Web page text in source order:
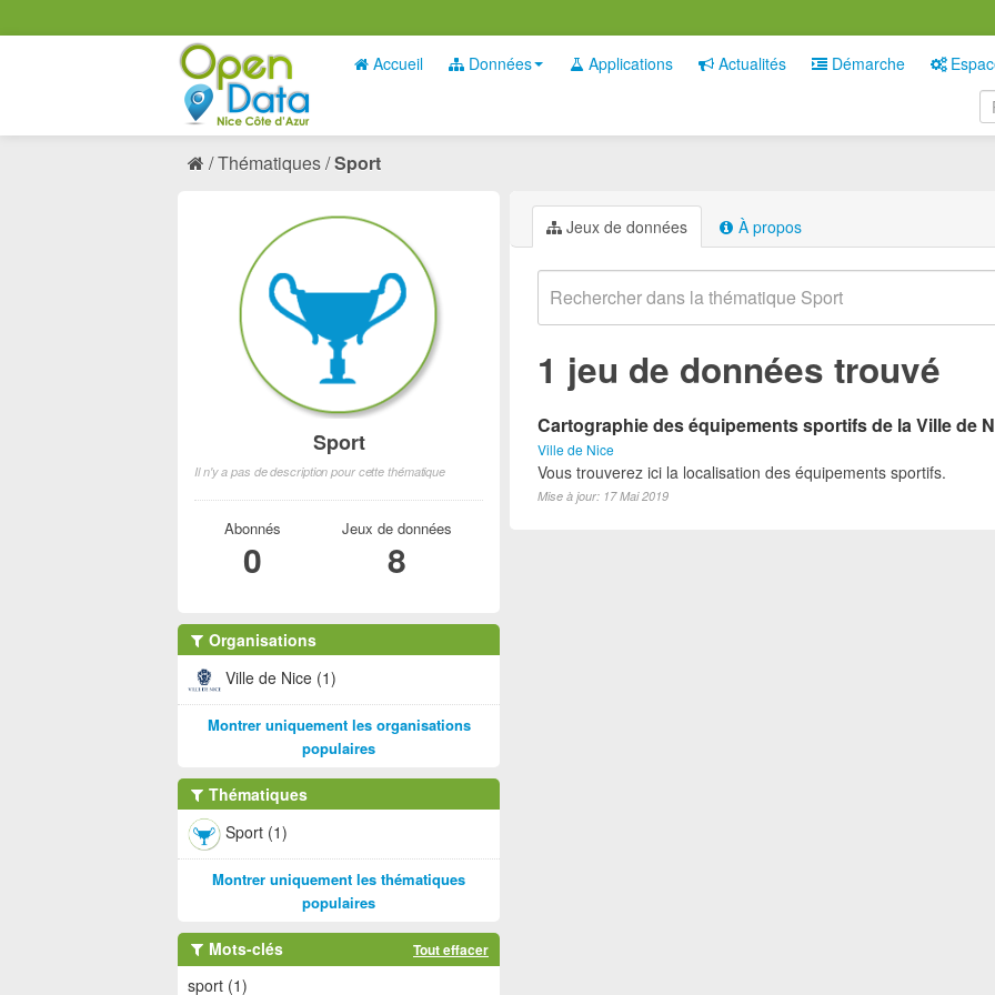
Accueil Données Applications Actualités Démarche
Thématiques Sport
Jeux de données À propos
1 jeu de données trouvé
Cartographie des équipements sportifs de la Ville de
Ville de Nice
Vous trouverez ici la localisation des équipements sportifs.
Mise à jour: 17 Mai 2019
Sport
Il n'y a pas de description pour cette thématique
Abonnés
0
Jeux de données
8
Organisations
Ville de Nice (1)
Montrer uniquement les organisations
populaires
Thématiques
Sport (1)
Montrer uniquement les thématiques
populaires
Mots-clés Tout effacer
sport (1)